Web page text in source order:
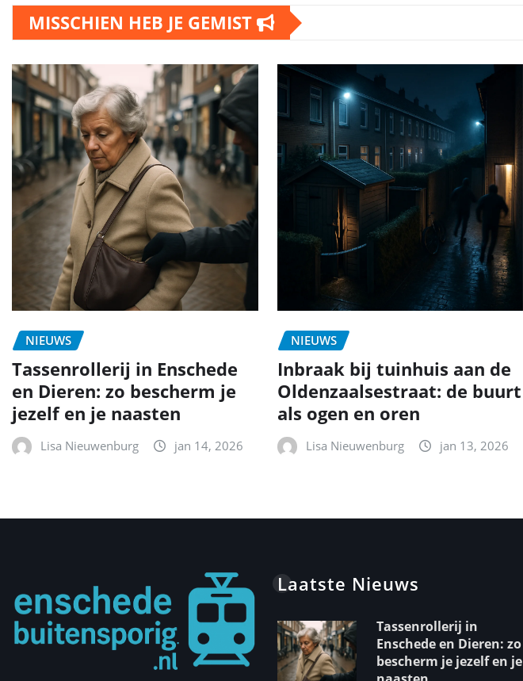
MISSCHIEN HEB JE GEMIST
NIEUWS
Tassenrollerij in Enschede
en Dieren: zo bescherm je
jezelf en je naasten
Lisa Nieuwenburg jan 14, 2026
NIEUWS
Inbraak bij tuinhuis aan de
Oldenzaalsestraat: de buurt
als ogen en oren
Lisa Nieuwenburg jan 13, 2026
Laatste Nieuws
Tassenrollerij in
Enschede en Dieren: zo
bescherm je jezelf en je